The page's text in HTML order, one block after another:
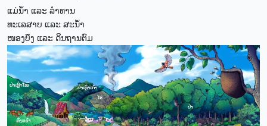
ແມ່ນ້ຳ ແລະ ລຳທານ
ທະເລສາບ ແລະ ສະນ້ຳ
ໜອງບຶງ ແລະ ດິນຖານຕົມ